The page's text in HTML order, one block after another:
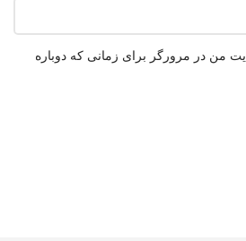
من در مرورگر برای زمانی که دوباره